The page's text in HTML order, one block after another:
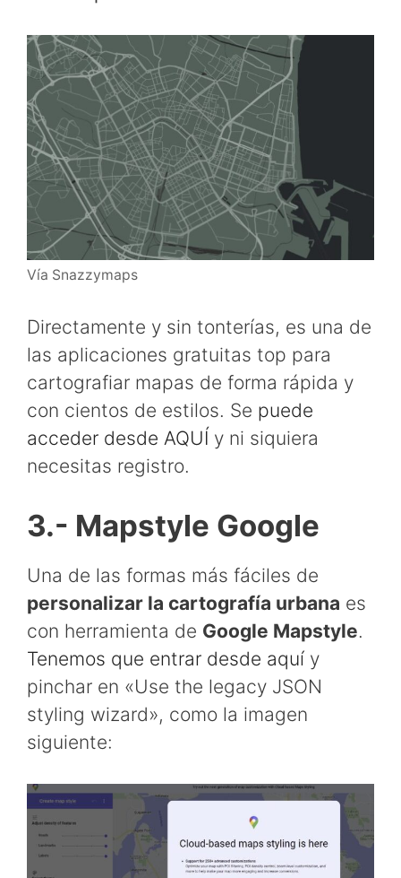
Vía Snazzymaps
Directamente y sin tonterías, es una de
las aplicaciones gratuitas top para
cartografiar mapas de forma rápida y
con cientos de estilos. Se puede
acceder desde AQUÍ y ni siquiera
necesitas registro.
3.- Mapstyle Google
Una de las formas más fáciles de
personalizar la cartografía urbana es
con herramienta de Google Mapstyle.
Tenemos que entrar desde aquí y
pinchar en «Use the legacy JSON
styling wizard», como la imagen
siguiente: